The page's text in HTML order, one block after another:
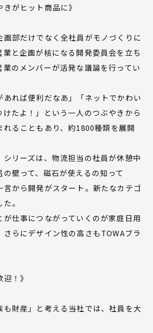
きがヒット商品に》
画部だけでなく全社員がモノづくりに
業と企画が核になる開発委員会を立ち
業のメンバーが活発な議論を行ってい
あれば便利だなあ」「ネットでかわい
けたよ！」という一人のつぶやきから
れることもあり、約1800種類を展開
シリーズは、物流担当の社員が休憩中
の壁って、磁石が使えるの知って
言から開発がスタート。新たなカテゴ
。
が仕事につながっていくのが家庭日用
さらにデザイン性の高さもTOWAブラ
！》
も財産」と考える当社では、社員を大